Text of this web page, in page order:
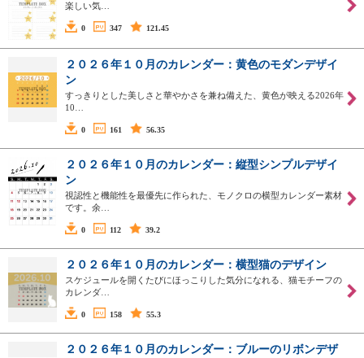
楽しい気…
0 347 121.45
２０２６年１０月のカレンダー：黄色のモダンデザイ
ン
すっきりとした美しさと華やかさを兼ね備えた、黄色が映える2026年
10…
0 161 56.35
２０２６年１０月のカレンダー：縦型シンプルデザイ
ン
視認性と機能性を最優先に作られた、モノクロの横型カレンダー素材
です。余…
0 112 39.2
２０２６年１０月のカレンダー：横型猫のデザイン
スケジュールを開くたびにほっこりした気分になれる、猫モチーフの
カレンダ…
0 158 55.3
２０２６年１０月のカレンダー：ブルーのリボンデザ